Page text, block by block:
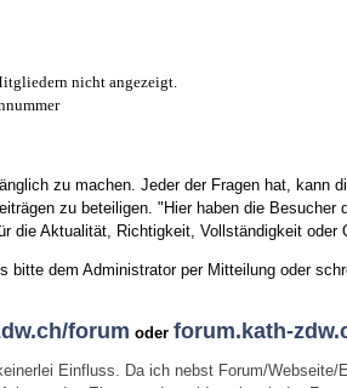
nicht angezeigt.
zu machen. Jeder der Fragen hat, kann
zu beteiligen. "Hier haben die
Aktualität, Richtigkeit, Vollständigkeit
bitte dem Administrator per Mitteilung oder
forum oderforum.kath-
Einfluss. Da ich nebst Forum/